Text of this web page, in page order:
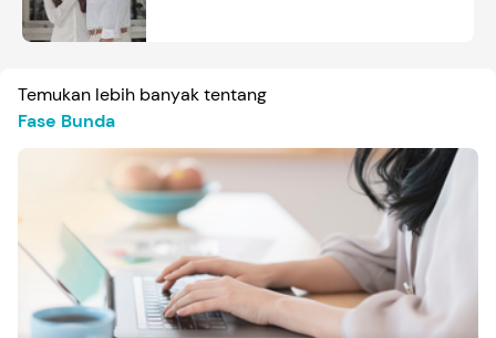
Temukan lebih banyak tentang
Fase Bunda